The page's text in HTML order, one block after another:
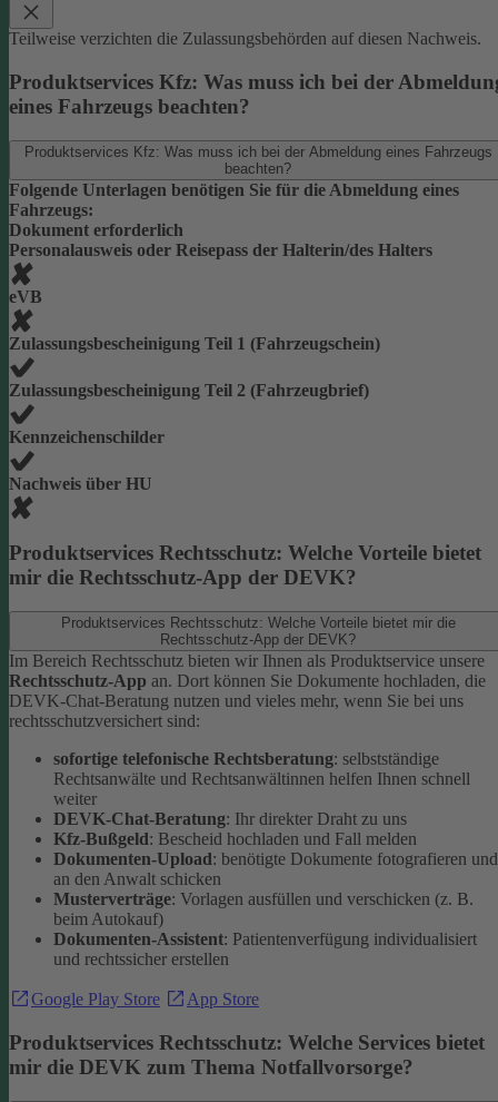
Teilweise verzichten die Zulassungsbehörden auf diesen Nachweis.
Produktservices Kfz: Was muss ich bei der
eines Fahrzeugs beachten?
Produktservices Kfz: Was muss ich bei der Abmeldung eines Fahrzeugs
beachten?
Folgende Unterlagen benötigen Sie für die Abmeldung eines
Fahrzeugs:
Dokument erforderlich
Personalausweis oder Reisepass der Halterin/des Halters
eVB
Zulassungsbescheinigung Teil 1 (Fahrzeugschein)
Zulassungsbescheinigung Teil 2 (Fahrzeugbrief)
Kennzeichenschilder
Nachweis über HU
Produktservices Rechtsschutz: Welche Vorteile bietet
mir die Rechtsschutz-App der DEVK?
Produktservices Rechtsschutz: Welche Vorteile bietet mir die
Rechtsschutz-App der DEVK?
Im Bereich Rechtsschutz bieten wir Ihnen als Produktservice unsere
Rechtsschutz-App an. Dort können Sie Dokumente hochladen, die
DEVK-Chat-Beratung nutzen und vieles mehr, wenn Sie bei uns
rechtsschutzversichert sind:
sofortige telefonische Rechtsberatung: selbstständige
Rechtsanwälte und Rechtsanwältinnen helfen Ihnen schnell
weiter
DEVK-Chat-Beratung: Ihr direkter Draht zu uns
Kfz-Bußgeld: Bescheid hochladen und Fall melden
Dokumenten-Upload: benötigte Dokumente fotografieren und
an den Anwalt schicken
Musterverträge: Vorlagen ausfüllen und verschicken (z. B.
beim Autokauf)
Dokumenten-Assistent: Patientenverfügung individualisiert
und rechtssicher erstellen
Google Play Store App Store
Produktservices Rechtsschutz: Welche Services bietet
mir die DEVK zum Thema Notfallvorsorge?